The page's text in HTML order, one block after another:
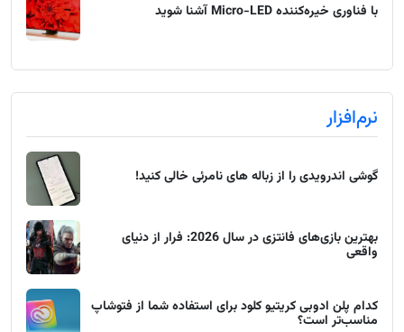
با فناوری خیره‌کننده Micro-LED آشنا شوید
نرم‌افزار
گوشی اندرویدی را از زباله های نامرئی خالی کنید!
بهترین بازی‌های فانتزی در سال 2026: فرار از دنیای
واقعی
کدام پلن ادوبی کریتیو کلود برای استفاده شما از فتوشاپ
مناسب‌تر است؟